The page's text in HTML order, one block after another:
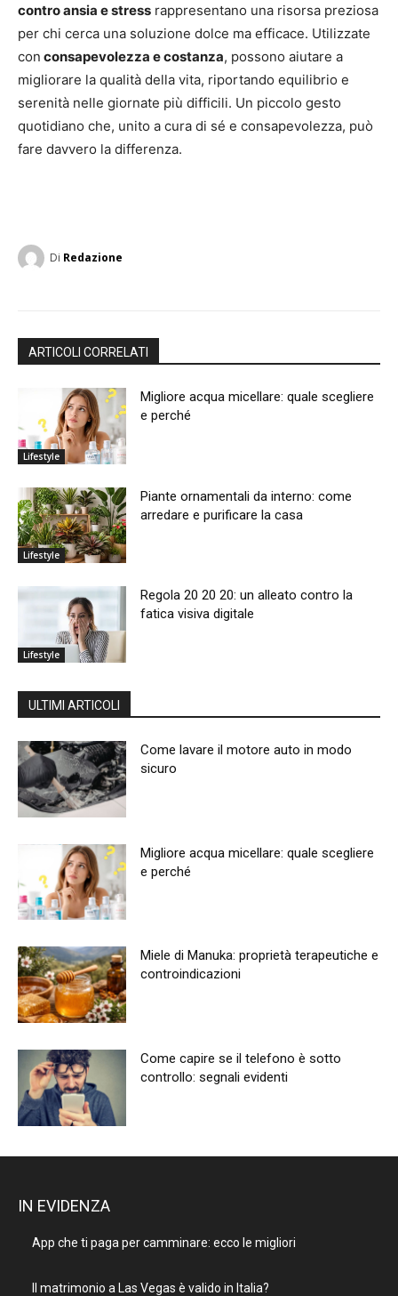
contro ansia e stress rappresentano una risorsa preziosa
per chi cerca una soluzione dolce ma efficace. Utilizzate
con consapevolezza e costanza, possono aiutare a
migliorare la qualità della vita, riportando equilibrio e
serenità nelle giornate più difficili. Un piccolo gesto
quotidiano che, unito a cura di sé e consapevolezza, può
fare davvero la differenza.
Di Redazione
ARTICOLI CORRELATI
Lifestyle
Migliore acqua micellare: quale scegliere
e perché
Lifestyle
Piante ornamentali da interno: come
arredare e purificare la casa
Lifestyle
Regola 20 20 20: un alleato contro la
fatica visiva digitale
ULTIMI ARTICOLI
Come lavare il motore auto in modo
sicuro
Migliore acqua micellare: quale scegliere
e perché
Miele di Manuka: proprietà terapeutiche e
controindicazioni
Come capire se il telefono è sotto
controllo: segnali evidenti
IN EVIDENZA
App che ti paga per camminare: ecco le migliori
Il matrimonio a Las Vegas è valido in Italia?